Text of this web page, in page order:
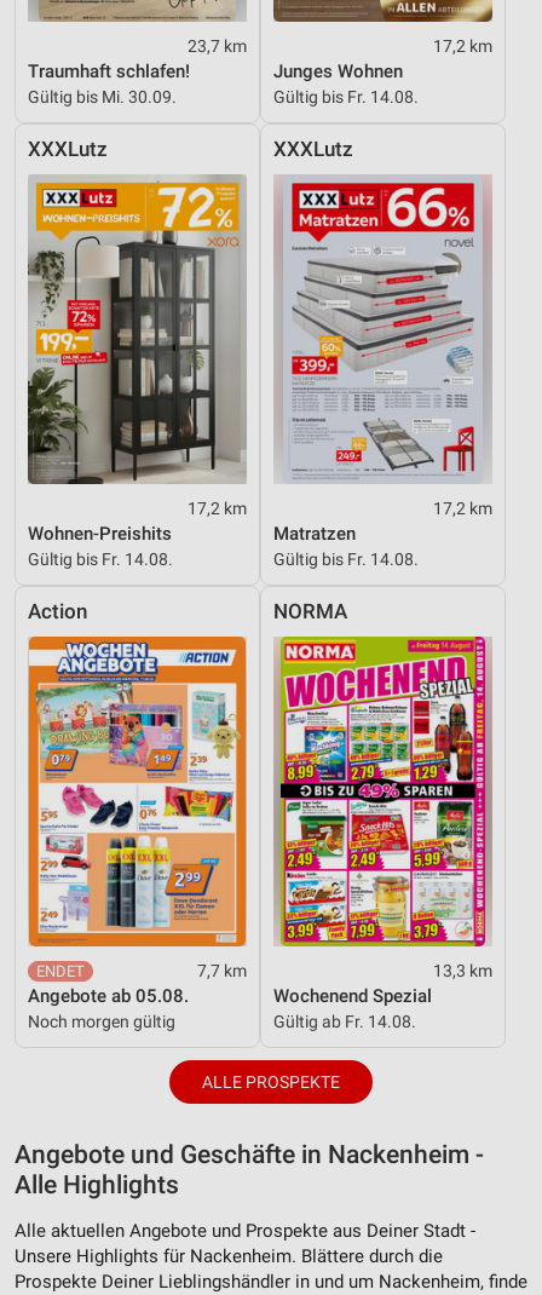
23,7 km
Traumhaft schlafen!
Gültig bis Mi. 30.09.
17,2 km
Junges Wohnen
Gültig bis Fr. 14.08.
XXXLutz
17,2 km
Wohnen-Preishits
Gültig bis Fr. 14.08.
XXXLutz
17,2 km
Matratzen
Gültig bis Fr. 14.08.
Action
7,7 km
Angebote ab 05.08.
Noch morgen gültig
NORMA
13,3 km
Wochenend Spezial
Gültig ab Fr. 14.08.
ALLE PROSPEKTE
Angebote und Geschäfte in Nackenheim -
Alle Highlights
Alle aktuellen Angebote und Prospekte aus Deiner Stadt -
Unsere Highlights für Nackenheim. Blättere durch die
Prospekte Deiner Lieblingshändler in und um Nackenheim, finde